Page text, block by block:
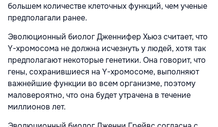
большем количестве клеточных функций, чем ученые
предполагали ранее.
Эволюционный биолог Дженнифер Хьюз считает, что
Y-хромосома не должна исчезнуть у людей, хотя так
предполагают некоторые генетики. Она говорит, что
гены, сохранившиеся на Y-хромосоме, выполняют
важнейшие функции во всем организме, поэтому
маловероятно, что она будет утрачена в течение
миллионов лет.